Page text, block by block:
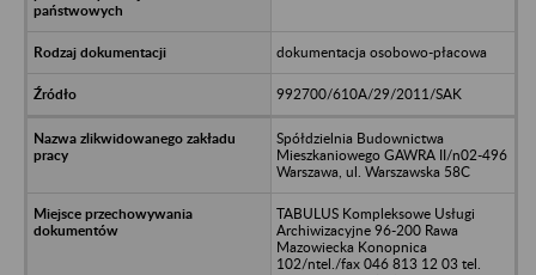
dokumentacja osobowo-płacowa
992700/610A/29/2011/SAK
Spółdzielnia Budownictwa
Mieszkaniowego GAWRA II/n02-496
Warszawa, ul. Warszawska 58C
TABULUS Kompleksowe Usługi
Archiwizacyjne 96-200 Rawa
Mazowiecka Konopnica
102/ntel./fax 046 813 12 03 tel.